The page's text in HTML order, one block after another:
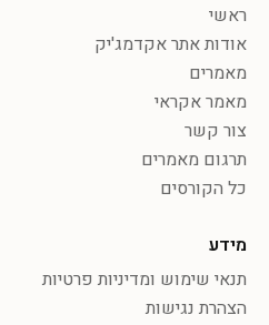
ראשי
אודות אתר אקדמג'יק
מאמרים
מאמר אקראי
צור קשר
תרגום מאמרים
כל הקורסים
מידע
תנאי שימוש ומדיניות פרטיות
הצהרת נגישות